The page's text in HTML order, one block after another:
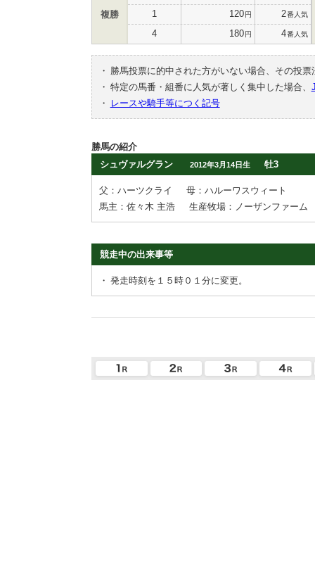
複勝 1 120円 2番人気
4 180円 4番人気
・
勝馬投票に的中された方がいない場合、その投
・ 特定の馬番・組番に人気が著しく集中した場合、
・
レースや騎手等につく記号
勝馬の紹介
シュヴァルグラン
2012年3月14日生 牡3
父：ハーツクライ
母：ハルーワスウィート
馬主：佐々木 主浩
生産牧場：ノーザンファーム
競走中の出来事等
・ 発走時刻を１５時０１分に変更。